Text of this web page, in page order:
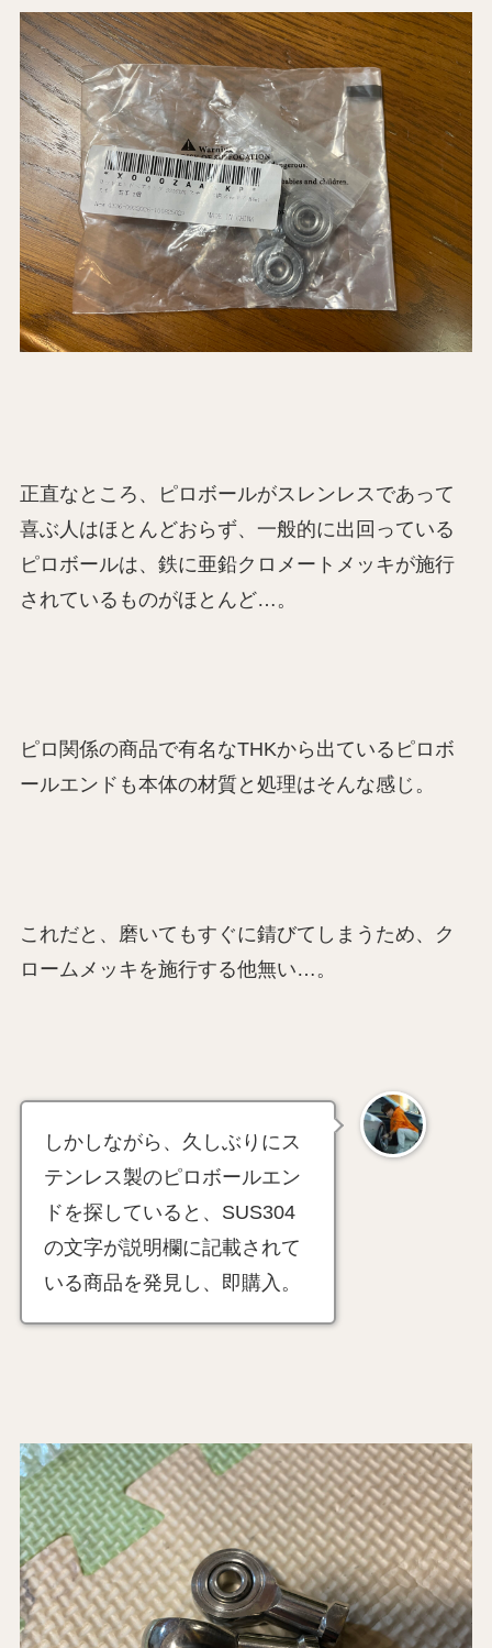
正直なところ、ピロボールがスレンレスであって
喜ぶ人はほとんどおらず、一般的に出回っている
ピロボールは、鉄に亜鉛クロメートメッキが施行
されているものがほとんど…。
ピロ関係の商品で有名なTHKから出ているピロボ
ールエンドも本体の材質と処理はそんな感じ。
これだと、磨いてもすぐに錆びてしまうため、ク
ロームメッキを施行する他無い…。
しかしながら、久しぶりにス
テンレス製のピロボールエン
ドを探していると、SUS304
の文字が説明欄に記載されて
いる商品を発見し、即購入。